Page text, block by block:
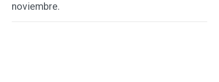
noviembre.